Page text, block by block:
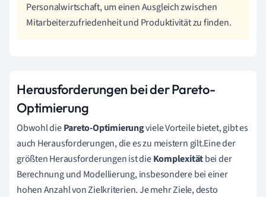
Personalwirtschaft, um einen Ausgleich zwischen
Mitarbeiterzufriedenheit und Produktivität zu finden.
Herausforderungen bei der Pareto-
Optimierung
Obwohl diePareto-Optimierungviele Vorteile bietet, gibt es
auch Herausforderungen, die es zu meistern gilt.Eine der
größten Herausforderungen ist dieKomplexitätbei der
Berechnung und Modellierung, insbesondere bei einer
hohen Anzahl von Zielkriterien. Je mehr Ziele, desto